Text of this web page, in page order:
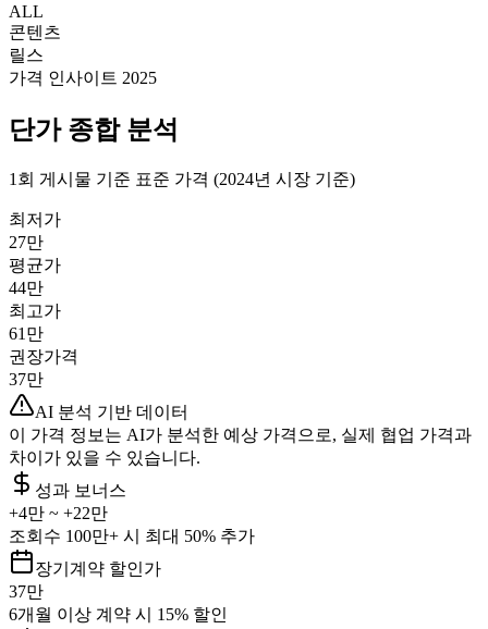
ALL
콘텐츠
릴스
가격 인사이트 2025
단가종합 분석
1회 게시물 기준 표준 가격 (2024년 시장 기준)
최저가
27만
평균가
44만
최고가
61만
권장가격
37만
AI 분석 기반 데이터
이 가격 정보는 AI가 분석한 예상 가격으로, 실제 협업 가격과
차이가 있을 수 있습니다.
성과 보너스
+4만 ~ +22만
조회수 100만+ 시 최대 50% 추가
장기계약 할인가
37만
6개월 이상 계약 시 15% 할인